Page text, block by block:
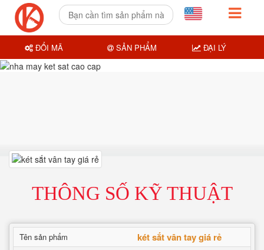
THÔNG SỐ KỸ THUẬT
Tên sản phẩm két sắt vân tay giá rẻ
ĐỔI MÃ SẢN PHẨM ĐẠI LÝ